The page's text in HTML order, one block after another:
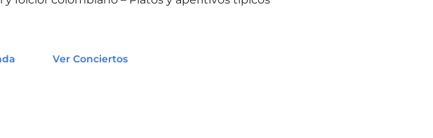
Ver Conciertos